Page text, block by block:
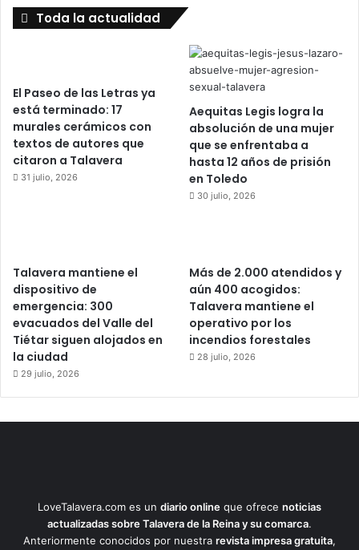
Toda la actualidad
El Paseo de las Letras ya
está terminado: 17
murales cerámicos con
textos de autores que
citaron a Talavera
31 julio, 2026
Aequitas Legis logra la
absolución de una mujer
que se enfrentaba a
hasta 12 años de prisión
en Toledo
30 julio, 2026
Talavera mantiene el
dispositivo de
emergencia: 300
evacuados del Valle del
Tiétar siguen alojados en
la ciudad
29 julio, 2026
Más de 2.000 atendidos y
aún 400 acogidos:
Talavera mantiene el
operativo por los
incendios forestales
28 julio, 2026
LoveTalavera.com es un diario online que ofrece noticias
actualizadas sobre Talavera de la Reina y su comarca.
Anteriormente conocidos por nuestra revista impresa gratuita,